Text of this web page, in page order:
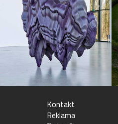
Kontakt
Reklama